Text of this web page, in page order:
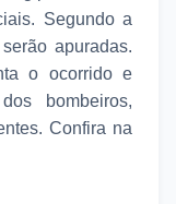
Segundo a
apuradas.
o ocorrido e
bombeiros,
Confira na